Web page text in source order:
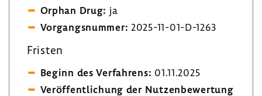
Orphan Drug: ja
Vorgangs­nummer: 2025-​11-01-D-1263
Fristen
Beginn des Verfah­rens: 01.11.2025
Veröf­fent­li­chung der Nutzen­be­wer­tung